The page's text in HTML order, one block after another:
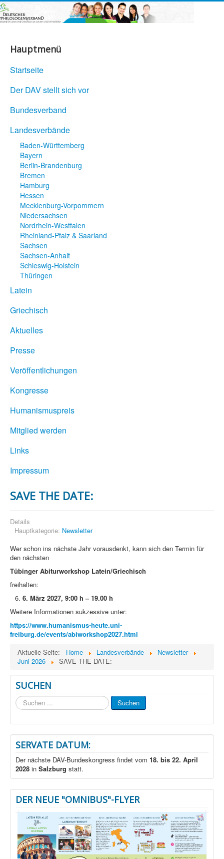
Hauptmenü
Startseite
Der DAV stellt sich vor
Bundesverband
Landesverbände
Baden-Württemberg
Bayern
Berlin-Brandenburg
Bremen
Hamburg
Hessen
Mecklenburg-Vorpommern
Niedersachsen
Nordrhein-Westfalen
Rheinland-Pfalz & Saarland
Sachsen
Sachsen-Anhalt
Schleswig-Holstein
Thüringen
Latein
Griechisch
Aktuelles
Presse
Veröffentlichungen
Kongresse
Humanismuspreis
Mitglied werden
Links
Impressum
SAVE THE DATE:
Details
Hauptkategorie: Newsletter
Wer schon ins nächste Jahr vorausdenkt, kann sich den Termin für
den nächsten
Tübinger Abiturworkshop Latein/Griechisch
freihalten:
6. März 2027, 9:00 h – 19.00 h
Weitere Informationen sukzessive unter:
https://www.humanismus-heute.uni-
freiburg.de/events/abiworkshop2027.html
Aktuelle Seite:
Home Landesverbände
Newsletter
Juni 2026
SAVE THE DATE:
SUCHEN
Suchen
...
Suchen
SERVATE DATUM:
Der nächste DAV-Bundeskongress findet vom 18. bis 22. April
2028 in Salzburg statt.
DER NEUE "OMNIBUS"-FLYER